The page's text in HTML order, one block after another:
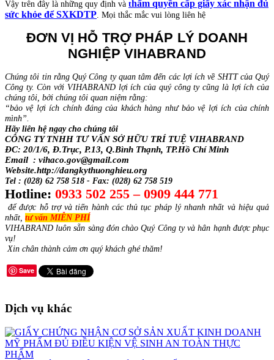
Vậy trên đây là những quy định và thẩm quyền cấp giấy xác nhận đủ
sức khỏe để SXKDTP . Mọi thắc mắc vui lòng liên hệ
ĐƠN VỊ HỖ TRỢ PHÁP LÝ DOANH
NGHIỆP VIHABRAND
Chúng tôi tin rằng Quý Công ty quan tâm đến các lợi ích về SHTT của Quý
Công ty. Còn với VIHABRAND lợi ích của quý công ty cũng là lợi ích của
chúng tôi, bởi chúng tôi quan niệm rằng:
“bảo vệ lợi ích chính đáng của khách hàng như bảo vệ lợi ích của chính
mình”.
Hãy liên hệ ngay cho chúng tôi
CÔNG TY TNHH TƯ VẤN SỞ HỮU TRÍ TUỆ VIHABRAND
ĐC: 20/1/6, Đ.Trục, P.13, Q.Bình Thạnh, TP.Hồ Chí Minh
Email : vihaco.gov@gmail.com
Website.http://dangkythuonghieu.org
Tel : (028) 62 758 518 - Fax: (028) 62 758 519
Hotline: 0933 502 255 – 0909 444 771
để được hỗ trợ và tiến hành các thủ tục pháp lý nhanh nhất và hiệu quả
nhất, tư vấn MIỄN PHÍ
VIHABRAND luôn sẵn sàng đón chào Quý Công ty và hân hạnh được phục
vụ!
Xin chân thành cảm ơn quý khách ghé thăm!
Save
Dịch vụ khác